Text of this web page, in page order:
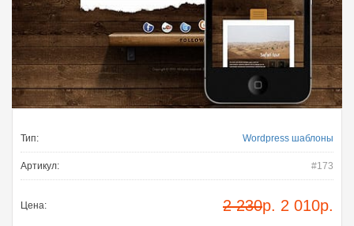
Тип: Wordpress шаблоны
Артикул: #173
Цена: 2 230р. 2 010р.